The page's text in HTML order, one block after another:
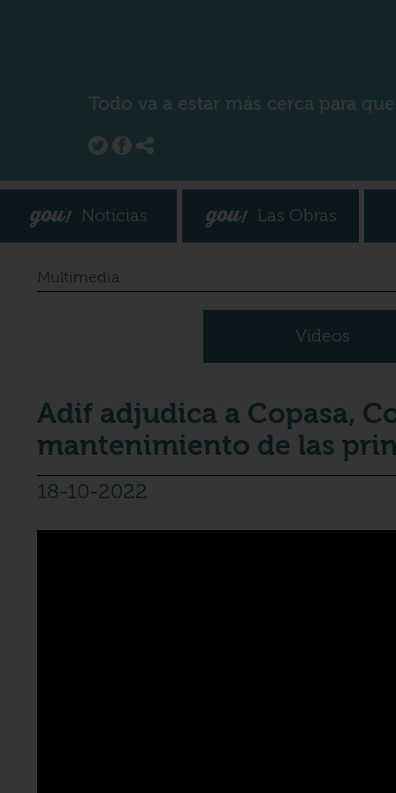
Todo va a estar más cerca para
Noticias Las Obras
Multimedia
Vídeos
Adif adjudica a Copasa,
mantenimiento de las
18-10-2022